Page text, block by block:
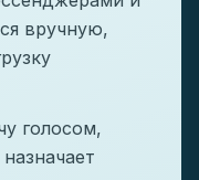
вручную,
голосом,